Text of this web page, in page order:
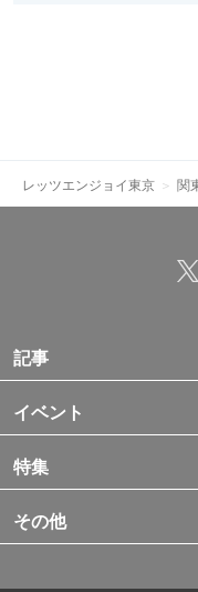
レッツエンジョイ東京 関
記事
イベント
特集
その他